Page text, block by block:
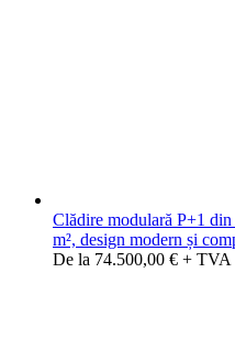
Clădire modulară P+1
m², design modern și
De la 74.500,00 € + TVA